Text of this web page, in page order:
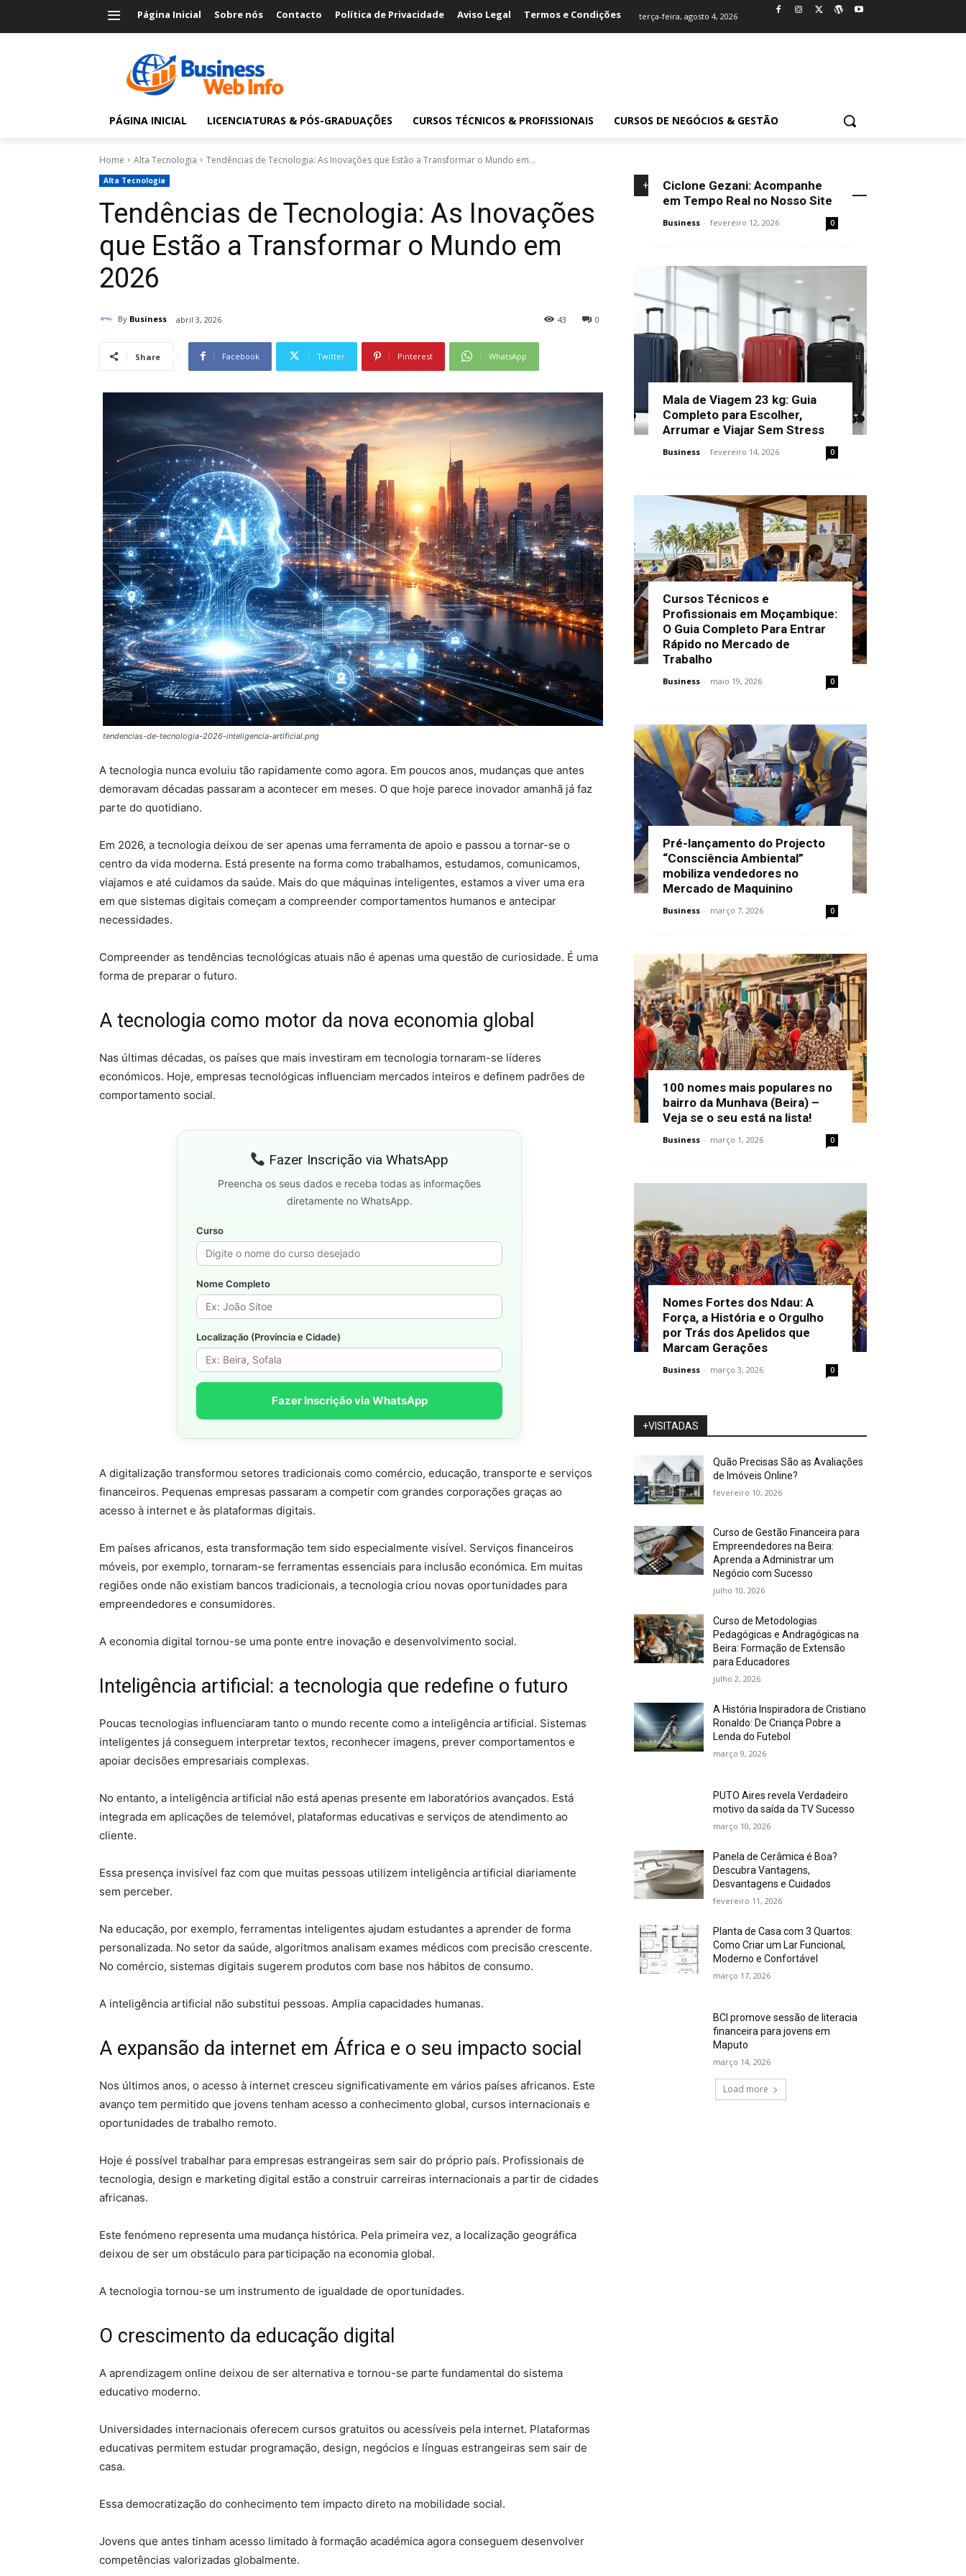
Página Inicial Sobre nós Contacto Política de Privacidade Aviso Legal Termos e Condições terça-feira, agosto 4, 2026
PÁGINA INICIAL LICENCIATURAS & PÓS-GRADUAÇÕES CURSOS TÉCNICOS & PROFISSIONAIS CURSOS DE NEGÓCIOS & GESTÃO
Home Alta Tecnologia Tendências de Tecnologia: As Inovações que Estão a Transformar o Mundo em...
Alta Tecnologia
Tendências de Tecnologia: As Inovações
que Estão a Transformar o Mundo em
2026
By Business abril 3, 2026 0
43
Share Facebook Twitter Pinterest WhatsApp
tendencias-de-tecnologia-2026-inteligencia-artificial.png
A tecnologia nunca evoluiu tão rapidamente como agora. Em poucos anos, mudanças que antes
demoravam décadas passaram a acontecer em meses. O que hoje parece inovador amanhã já faz
parte do quotidiano.
Em 2026, a tecnologia deixou de ser apenas uma ferramenta de apoio e passou a tornar-se o
centro da vida moderna. Está presente na forma como trabalhamos, estudamos, comunicamos,
viajamos e até cuidamos da saúde. Mais do que máquinas inteligentes, estamos a viver uma era
em que sistemas digitais começam a compreender comportamentos humanos e antecipar
necessidades.
Compreender as tendências tecnológicas atuais não é apenas uma questão de curiosidade. É uma
forma de preparar o futuro.
A tecnologia como motor da nova economia global
Nas últimas décadas, os países que mais investiram em tecnologia tornaram-se líderes
económicos. Hoje, empresas tecnológicas influenciam mercados inteiros e definem padrões de
comportamento social.
Fazer Inscrição via WhatsApp
Preencha os seus dados e receba todas as informações
diretamente no WhatsApp.
Curso
Nome Completo
Localização (Província e Cidade)
Fazer Inscrição via WhatsApp
A digitalização transformou setores tradicionais como comércio, educação, transporte e serviços
financeiros. Pequenas empresas passaram a competir com grandes corporações graças ao
acesso à internet e às plataformas digitais.
Em países africanos, esta transformação tem sido especialmente visível. Serviços financeiros
móveis, por exemplo, tornaram-se ferramentas essenciais para inclusão económica. Em muitas
regiões onde não existiam bancos tradicionais, a tecnologia criou novas oportunidades para
empreendedores e consumidores.
A economia digital tornou-se uma ponte entre inovação e desenvolvimento social.
Inteligência artificial: a tecnologia que redefine o futuro
Poucas tecnologias influenciaram tanto o mundo recente como a inteligência artificial. Sistemas
inteligentes já conseguem interpretar textos, reconhecer imagens, prever comportamentos e
apoiar decisões empresariais complexas.
No entanto, a inteligência artificial não está apenas presente em laboratórios avançados. Está
integrada em aplicações de telemóvel, plataformas educativas e serviços de atendimento ao
cliente.
Essa presença invisível faz com que muitas pessoas utilizem inteligência artificial diariamente
sem perceber.
Na educação, por exemplo, ferramentas inteligentes ajudam estudantes a aprender de forma
personalizada. No setor da saúde, algoritmos analisam exames médicos com precisão crescente.
No comércio, sistemas digitais sugerem produtos com base nos hábitos de consumo.
A inteligência artificial não substitui pessoas. Amplia capacidades humanas.
A expansão da internet em África e o seu impacto social
Nos últimos anos, o acesso à internet cresceu significativamente em vários países africanos. Este
avanço tem permitido que jovens tenham acesso a conhecimento global, cursos internacionais e
oportunidades de trabalho remoto.
Hoje é possível trabalhar para empresas estrangeiras sem sair do próprio país. Profissionais de
tecnologia, design e marketing digital estão a construir carreiras internacionais a partir de cidades
africanas.
Este fenómeno representa uma mudança histórica. Pela primeira vez, a localização geográfica
deixou de ser um obstáculo para participação na economia global.
A tecnologia tornou-se um instrumento de igualdade de oportunidades.
O crescimento da educação digital
A aprendizagem online deixou de ser alternativa e tornou-se parte fundamental do sistema
educativo moderno.
Universidades internacionais oferecem cursos gratuitos ou acessíveis pela internet. Plataformas
educativas permitem estudar programação, design, negócios e línguas estrangeiras sem sair de
casa.
Essa democratização do conhecimento tem impacto direto na mobilidade social.
Jovens que antes tinham acesso limitado à formação académica agora conseguem desenvolver
competências valorizadas globalmente.
+NOVIDADES
Ciclone Gezani: Acompanhe
em Tempo Real no Nosso Site
Business - fevereiro 12, 2026 0
Mala de Viagem 23 kg: Guia
Completo para Escolher,
Arrumar e Viajar Sem Stress
Business - fevereiro 14, 2026 0
Cursos Técnicos e
Profissionais em Moçambique:
O Guia Completo Para Entrar
Rápido no Mercado de
Trabalho
Business - maio 19, 2026 0
Pré-lançamento do Projecto
“Consciência Ambiental”
mobiliza vendedores no
Mercado de Maquinino
Business - março 7, 2026 0
100 nomes mais populares no
bairro da Munhava (Beira) –
Veja se o seu está na lista!
Business - março 1, 2026 0
Nomes Fortes dos Ndau: A
Força, a História e o Orgulho
por Trás dos Apelidos que
Marcam Gerações
Business - março 3, 2026 0
+VISITADAS
Quão Precisas São as Avaliações
de Imóveis Online?
fevereiro 10, 2026
Curso de Gestão Financeira para
Empreendedores na Beira:
Aprenda a Administrar um
Negócio com Sucesso
julho 10, 2026
Curso de Metodologias
Pedagógicas e Andragógicas na
Beira: Formação de Extensão
para Educadores
julho 2, 2026
A História Inspiradora de Cristiano
Ronaldo: De Criança Pobre a
Lenda do Futebol
março 9, 2026
PUTO Aires revela Verdadeiro
motivo da saída da TV Sucesso
março 10, 2026
Panela de Cerâmica é Boa?
Descubra Vantagens,
Desvantagens e Cuidados
fevereiro 11, 2026
Planta de Casa com 3 Quartos:
Como Criar um Lar Funcional,
Moderno e Confortável
março 17, 2026
BCI promove sessão de literacia
financeira para jovens em
Maputo
março 14, 2026
Load more